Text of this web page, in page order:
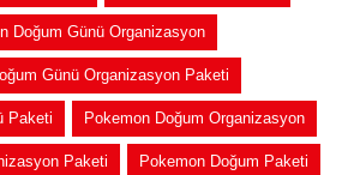
Doğum Günü Organizasyon
Günü Organizasyon Paketi
Paketi Pokemon Doğum Organizasyon
Paketi Pokemon Doğum Paketi